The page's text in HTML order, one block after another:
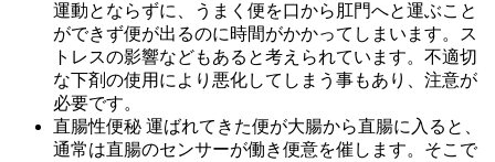
運動とならずに、うまく便を口から肛門へと運ぶこと
ができず便が出るのに時間がかかってしまいます。ス
トレスの影響などもあると考えられています。不適切
な下剤の使用により悪化してしまう事もあり、注意が
必要です。
直腸性便秘 運ばれてきた便が大腸から直腸に入ると、
通常は直腸のセンサーが働き便意を催します。そこで